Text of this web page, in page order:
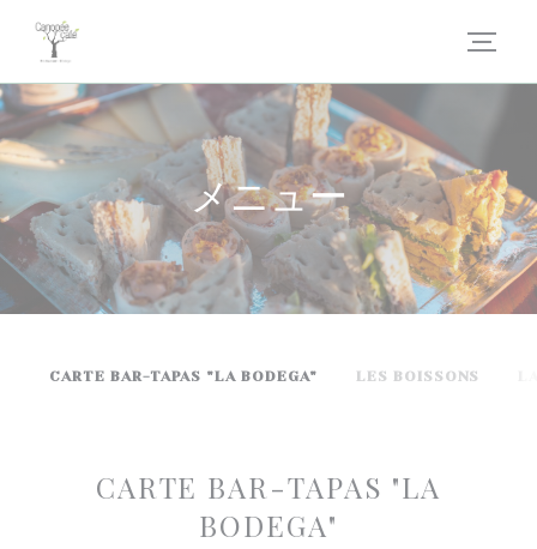
メニュー
CARTE BAR-TAPAS "LA BODEGA" LES BOISSONS
CARTE BAR-TAPAS "LA
BODEGA"